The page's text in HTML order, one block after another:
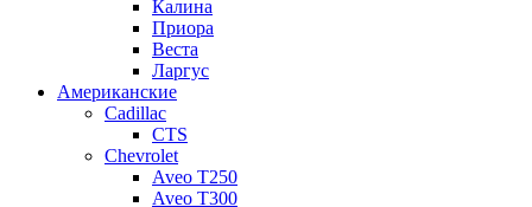
Калина
Приора
Веста
Ларгус
Американские
Cadillac
CTS
Chevrolet
Aveo Т250
Aveo T300